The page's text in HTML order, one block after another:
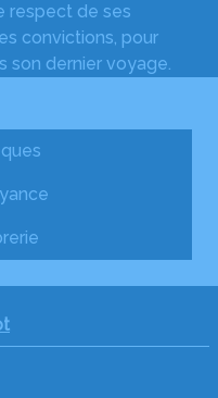
respect de ses
convictions, pour
son dernier voyage.